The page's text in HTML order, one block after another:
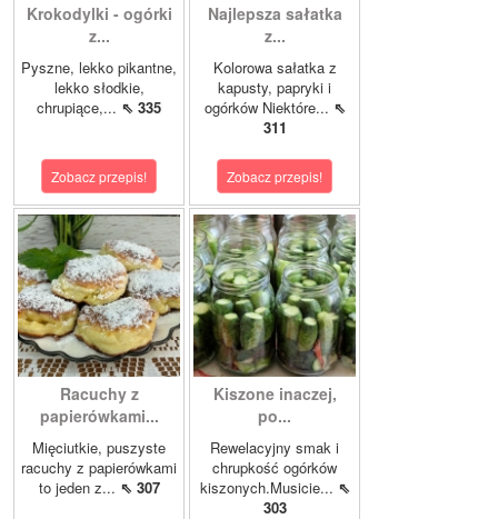
Krokodylki - ogórki
z...
Pyszne, lekko pikantne,
lekko słodkie,
chrupiące,... ⇖ 335
Zobacz przepis!
Najlepsza sałatka
z...
Kolorowa sałatka z
kapusty, papryki i
ogórków Niektóre... ⇖
311
Zobacz przepis!
Racuchy z
papierówkami...
Mięciutkie, puszyste
racuchy z papierówkami
to jeden z... ⇖ 307
Kiszone inaczej,
po...
Rewelacyjny smak i
chrupkość ogórków
kiszonych.Musicie... ⇖
303